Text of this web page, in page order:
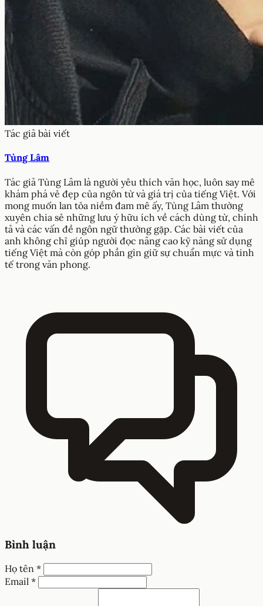
Tác giả bài viết
Tùng Lâm
Tác giả Tùng Lâm là người yêu thích văn học, luôn say mê
khám phá vẻ đẹp của ngôn từ và giá trị của tiếng Việt. Với
mong muốn lan tỏa niềm đam mê ấy, Tùng Lâm thường
xuyên chia sẻ những lưu ý hữu ích về cách dùng từ, chính
tả và các vấn đề ngôn ngữ thường gặp. Các bài viết của
anh không chỉ giúp người đọc nâng cao kỹ năng sử dụng
tiếng Việt mà còn góp phần gìn giữ sự chuẩn mực và tinh
tế trong văn phong.
Bình luận
Họ tên *
Email *